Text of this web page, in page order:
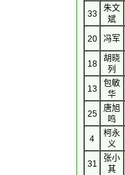
33
朱文
斌
20 冯军
18
胡晓
列
13
包敏
华
25
唐旭
鸣
4
柯永
义
31
张小
其